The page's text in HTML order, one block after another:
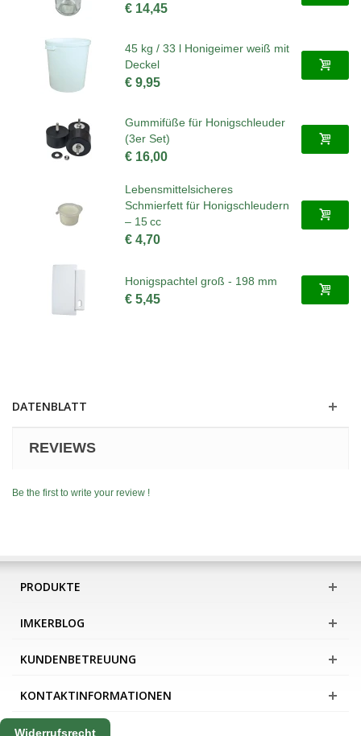
€ 14,45
45 kg / 33 l Honigeimer weiß mit
Deckel
€ 9,95
Gummifüße für Honigschleuder
(3er Set)
€ 16,00
Lebensmittelsicheres
Schmierfett für Honigschleudern
– 15 cc
€ 4,70
Honigspachtel groß - 198 mm
€ 5,45
DATENBLATT
REVIEWS
Be the first to write your review !
PRODUKTE
IMKERBLOG
KUNDENBETREUUNG
KONTAKTINFORMATIONEN
Widerrufsrecht